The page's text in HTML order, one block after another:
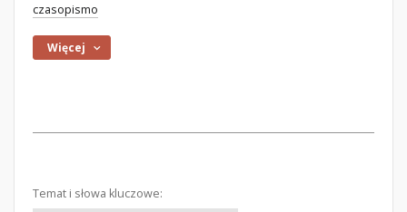
czasopismo
Więcej
Temat i słowa kluczowe: